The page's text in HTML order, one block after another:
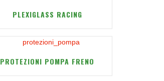
PLEXIGLASS RACING
PROTEZIONI POMPA FRENO